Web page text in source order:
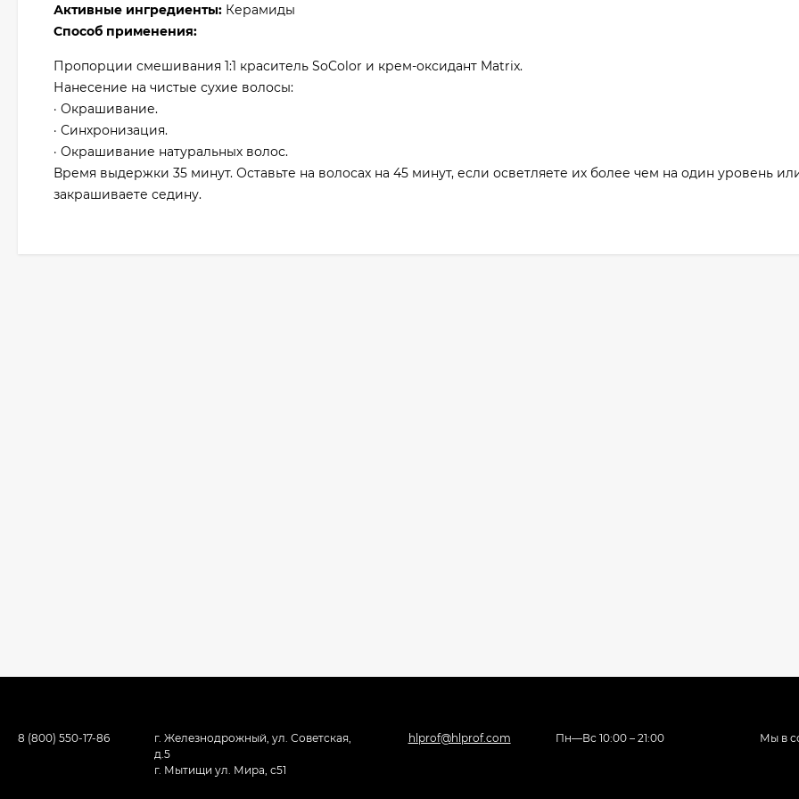
Активные ингредиенты: Керамиды
Способ применения:
Пропорции смешивания 1:1 краситель SoColor и крем-оксидант Matrix.
Нанесение на чистые сухие волосы:
· Окрашивание.
· Синхронизация.
· Окрашивание натуральных волос.
Время выдержки 35 минут. Оставьте на волосах на 45 минут, если осветляете их более чем на один уровень
закрашиваете седину.
8 (800) 550-17-86
г. Железнодрожный, ул. Советская,
д.5
г. Мытищи ул. Мира, с51
hlprof@hlprof.com Пн—Вс 10:00 – 21:00 Мы в